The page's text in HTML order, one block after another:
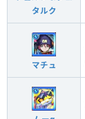
タルク
マチュ